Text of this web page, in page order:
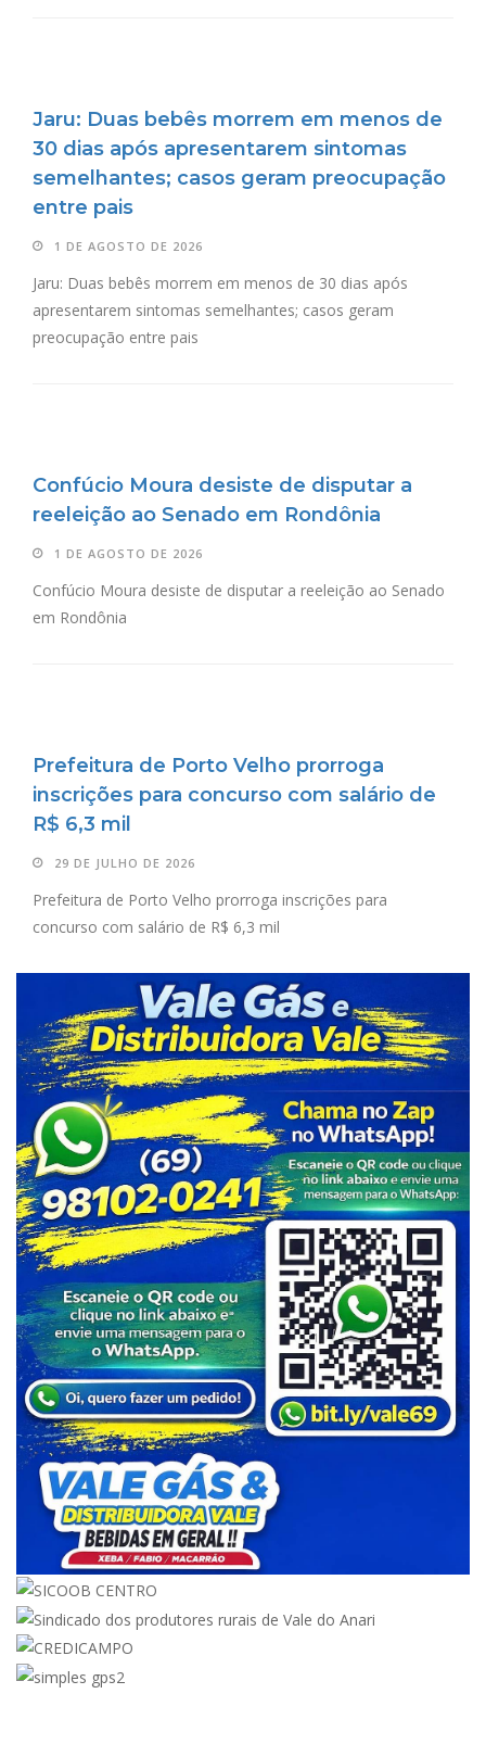
Jaru: Duas bebês morrem em menos de
30 dias após apresentarem sintomas
semelhantes; casos geram preocupação
entre pais
1 DE AGOSTO DE 2026
Jaru: Duas bebês morrem em menos de 30 dias após
apresentarem sintomas semelhantes; casos geram
preocupação entre pais
Confúcio Moura desiste de disputar a
reeleição ao Senado em Rondônia
1 DE AGOSTO DE 2026
Confúcio Moura desiste de disputar a reeleição ao Senado
em Rondônia
Prefeitura de Porto Velho prorroga
inscrições para concurso com salário de
R$ 6,3 mil
29 DE JULHO DE 2026
Prefeitura de Porto Velho prorroga inscrições para
concurso com salário de R$ 6,3 mil